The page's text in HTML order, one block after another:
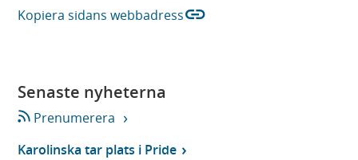
Kopiera sidans webbadresslink
Senaste nyheterna
Prenumerera
Karolinska tar plats i Pride